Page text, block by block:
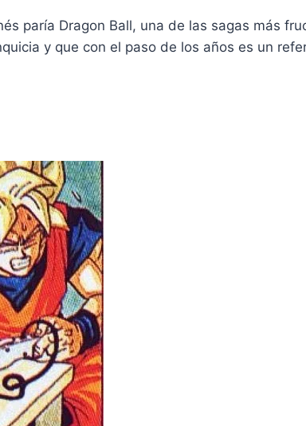
paría Dragon Ball, una de las sagas más
y que con el paso de los años es un